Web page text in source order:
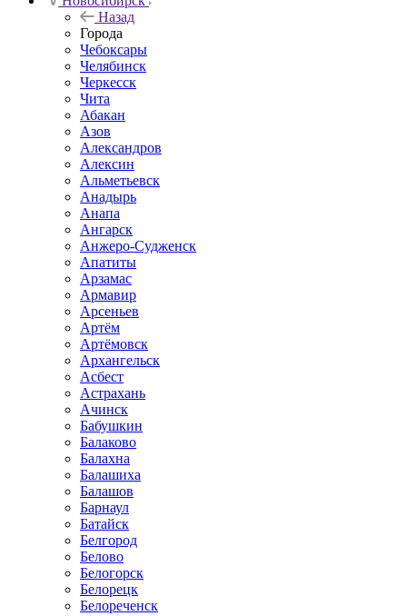
Назад
Города
Чебоксары
Челябинск
Черкесск
Чита
Абакан
Азов
Александров
Алексин
Альметьевск
Анадырь
Анапа
Ангарск
Анжеро-Судженск
Апатиты
Арзамас
Армавир
Арсеньев
Артём
Артёмовск
Архангельск
Асбест
Астрахань
Ачинск
Бабушкин
Балаково
Балахна
Балашиха
Балашов
Барнаул
Батайск
Белгород
Белово
Белогорск
Белорецк
Белореченск